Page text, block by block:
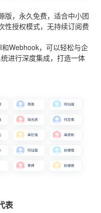
版，永久免费，适合中小团
性授权模式，无持续订阅费
Webhook，可以轻松与企
进行深度集成，打造一体
表